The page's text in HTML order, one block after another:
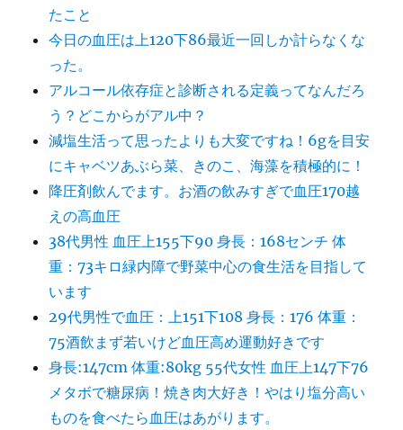
たこと
今日の血圧は上120下86最近一回しか計らなくな
った。
アルコール依存症と診断される定義ってなんだろ
う？どこからがアル中？
減塩生活って思ったよりも大変ですね！6gを目安
にキャベツあぶら菜、きのこ、海藻を積極的に！
降圧剤飲んでます。お酒の飲みすぎで血圧170越
えの高血圧
38代男性 血圧上155下90 身長：168センチ 体
重：73キロ緑内障で野菜中心の食生活を目指して
います
29代男性で血圧：上151下108 身長：176 体重：
75酒飲まず若いけど血圧高め運動好きです
身長:147cm 体重:80kg 55代女性 血圧上147下76
メタボで糖尿病！焼き肉大好き！やはり塩分高い
ものを食べたら血圧はあがります。